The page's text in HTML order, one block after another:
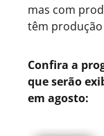
mas com
têm
Confira a
que serão
em agosto: